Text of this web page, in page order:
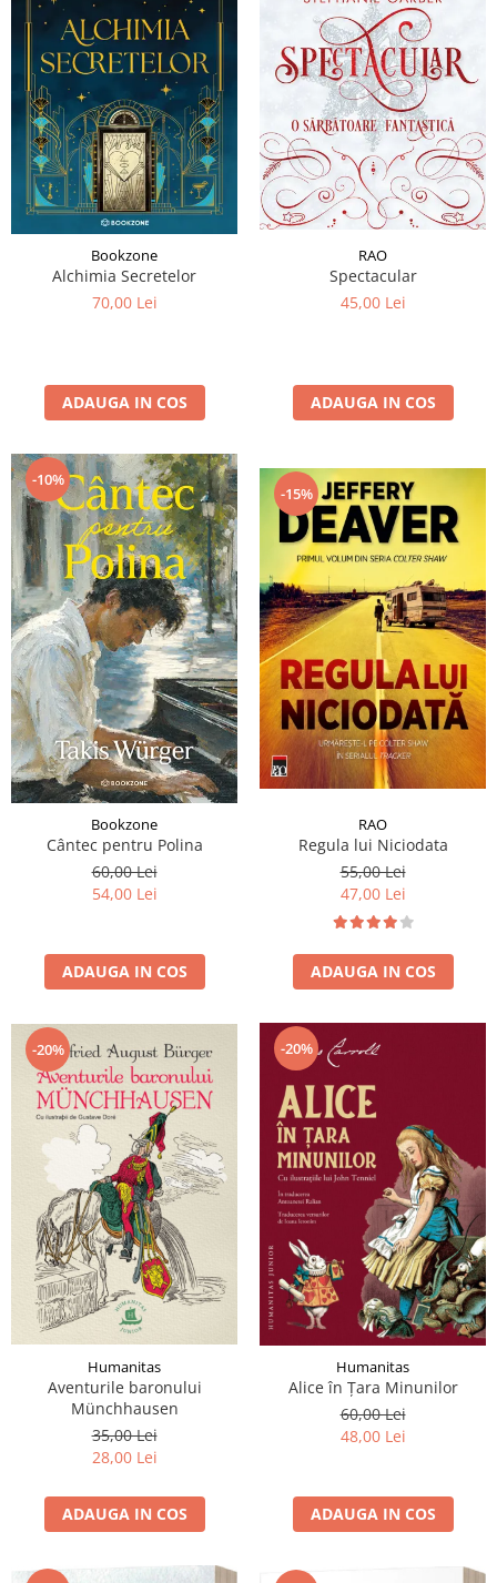
Bookzone
Alchimia Secretelor
70,00 Lei
ADAUGA IN COS
RAO
Spectacular
45,00 Lei
ADAUGA IN COS
-10%
Bookzone
Cântec pentru Polina
60,00 Lei
54,00 Lei
ADAUGA IN COS
-15%
RAO
Regula lui Niciodata
55,00 Lei
47,00 Lei
ADAUGA IN COS
-20%
Humanitas
Aventurile baronului
Münchhausen
35,00 Lei
28,00 Lei
ADAUGA IN COS
-20%
Humanitas
Alice în Ţara Minunilor
60,00 Lei
48,00 Lei
ADAUGA IN COS